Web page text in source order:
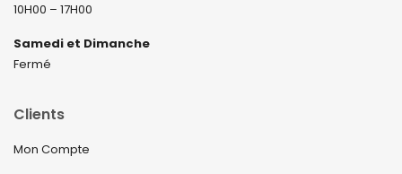
10H00 – 17H00
Samedi et Dimanche
Fermé
Clients
Mon Compte